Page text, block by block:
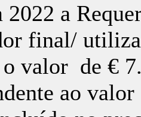
2022 a
final/
valor de €
ao